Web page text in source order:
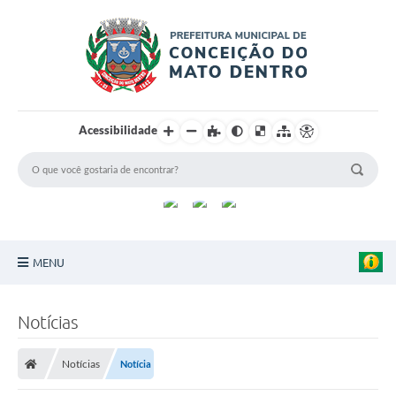
Acessibilidade
MENU
Turismo
Notícias
Notícias Notícia